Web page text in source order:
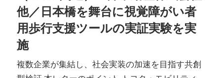
他／日本橋を舞台に視覚障がい者
用歩行支援ツールの実証実験を実
施
複数企業が集結し、社会実装の加速を目指す共創